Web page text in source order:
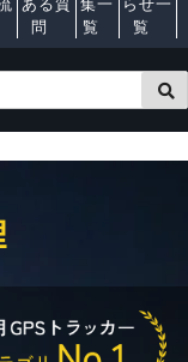
ある質
問
集一
覧
らせ一
覧